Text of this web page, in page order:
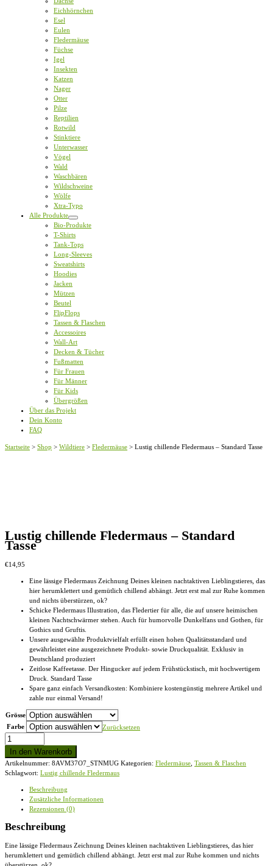
Eichhörnchen
Esel
Eulen
Fledermäuse
Füchse
Igel
Insekten
Katzen
Nager
Otter
Pilze
Reptilien
Rotwild
Stinktiere
Unterwasser
Vögel
Wald
Waschbären
Wildschweine
Wölfe
Xtra-Typo
Alle Produkte
Bio-Produkte
T-Shirts
Tank-Tops
Long-Sleeves
Sweatshirts
Hoodies
Jacken
Mützen
Beutel
FlipFlops
Tassen & Flaschen
Accessoires
Wall-Art
Decken & Tücher
Fußmatten
Für Frauen
Für Männer
Für Kids
Übergrößen
Über das Projekt
Dein Konto
FAQ
Startseite > Shop > Wildtiere > Fledermäuse > Lustig chillende Fledermaus – Standard Tasse
Lustig chillende Fledermaus – Standard
Tasse
€14,95
Eine lässige Fledermaus Zeichnung Deines kleinen nachtaktiven Lieblingstieres, das
hier herumklettert und gemütlich chillend abhängt. Jetzt erst mal zur Ruhe kommen
und nichts überstürzen, ok?
Schicke Fledermaus Illustration, das Fledertier für alle, die auf unsere heimischen
kleinen Nachtschwärmer stehen. Auch für humorvolle Dunkelfans und Gothen, für
Gothics und Gruftis.
Unsere ausgewählte Produktvielfalt erfüllt einen hohen Qualitätsstandard und
gewährleistet eine ausgezeichnete Produkt- sowie Druckqualität. Exklusiv in
Deutschland produziert
Zeitlose Kaffeetasse. Der Hingucker auf jedem Frühstückstisch, mit hochwertigem
Druck. Standard Tasse
Spare ganz einfach Versandkosten: Kombiniere kostengünstig mehrere Artikel und
zahle nur einmal Versand!
Grösse
Farbe
Zurücksetzen
Lustig
chillende
Fledermaus
-
Standard
In den Warenkorb
Artikelnummer: 8AVM37O7_STNMUG Kategorien: Fledermäuse Tassen & Flaschen
Schlagwort: Lustig chillende Fledermaus
Beschreibung
Zusätzliche Informationen
Rezensionen (0)
Beschreibung
Eine lässige Fledermaus Zeichnung Deines kleinen nachtaktiven Lieblingstieres, das hier
herumklettert und gemütlich chillend abhängt. Jetzt erst mal zur Ruhe kommen und nichts